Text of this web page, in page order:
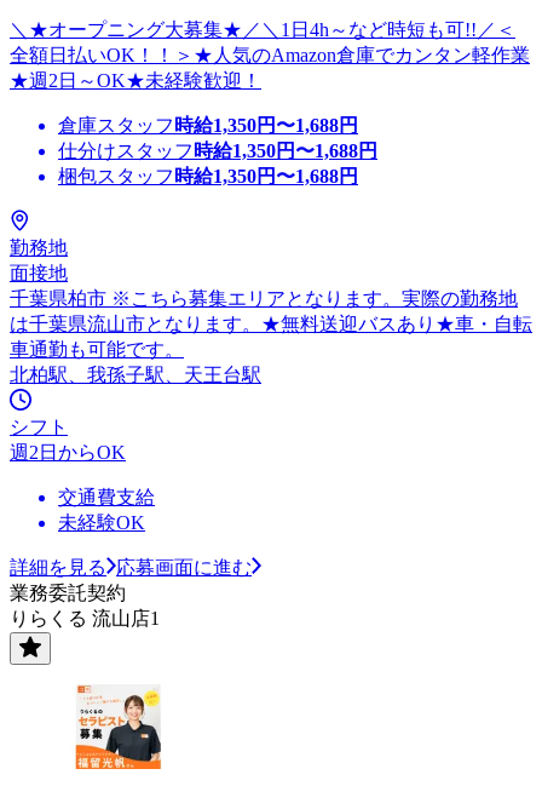
＼★オープニング大募集★／＼1日4h～など時短も可!!／＜
全額日払いOK！！＞★人気のAmazon倉庫でカンタン軽作業
★週2日～OK★未経験歓迎！
倉庫スタッフ 時給1,350円〜1,688円
仕分けスタッフ 時給1,350円〜1,688円
梱包スタッフ 時給1,350円〜1,688円
勤務地
面接地
千葉県柏市 ※こちら募集エリアとなります。実際の勤務地
は千葉県流山市となります。★無料送迎バスあり★車・自転
車通勤も可能です。
北柏駅、我孫子駅、天王台駅
シフト
週2日からOK
交通費支給
未経験OK
詳細を見る
応募画面に進む
業務委託契約
りらくる 流山店1